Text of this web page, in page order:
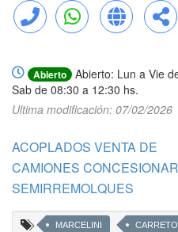
Llamar WhatsApp Web Compartir
Abierto
Abierto: Lun a Vie
Sab de 08:30 a 12:30 hs.
Ultima modificación: 07/02/2026
ACOPLADOS VENTA DE
CAMIONES
SEMIRREMOLQUES
MARCELINI